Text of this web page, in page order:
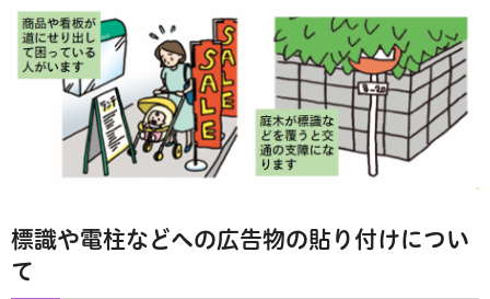
標識や電柱などへの広告物の貼り付けについ
て